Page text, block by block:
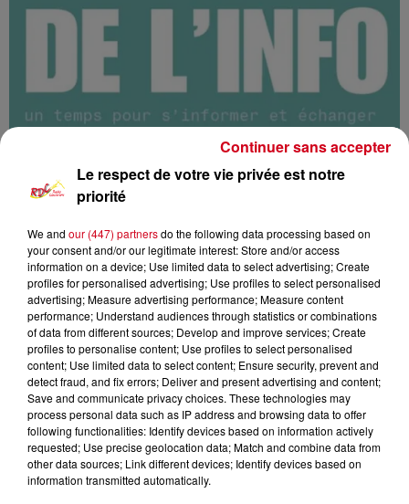
Les rendez-vous de l'info RDC
RDC
Les rendez-vous de l'info
0:00 21 min 56 sec
Le respect de votre vie privée est notre
priorité
We and our (447) partnersdo the following data processing based on
your consent and/or our legitimate interest: Store and/or access
information on a device; Use limited data to select advertising; Create
profiles for personalised advertising; Use profiles to select personalised
advertising; Measure advertising performance; Measure content
performance; Understand audiences through statistics or combinations
of data from different sources; Develop and improve services; Create
profiles to personalise content; Use profiles to select personalised
content; Use limited data to select content; Ensure security, prevent and
detect fraud, and fix errors; Deliver and present advertising and content;
Save and communicate privacy choices. These technologies may
process personal data such as IP address and browsing data to offer
following functionalities: Identify devices based on information actively
requested; Use precise geolocation data; Match and combine data from
other data sources; Link different devices; Identify devices based on
information transmitted automatically.
Continuer sans accepter